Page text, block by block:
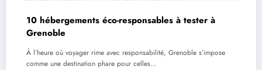
10 hébergements éco-responsables à tester à
Grenoble
À l’heure où voyager rime avec responsabilité, Grenoble s’impose
comme une destination phare pour celles…